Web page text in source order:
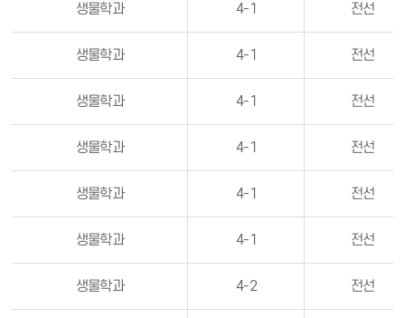
생물학과 4-1 전선
생물학과 4-1 전선
생물학과 4-1 전선
생물학과 4-1 전선
생물학과 4-1 전선
생물학과 4-1 전선
생물학과 4-2 전선